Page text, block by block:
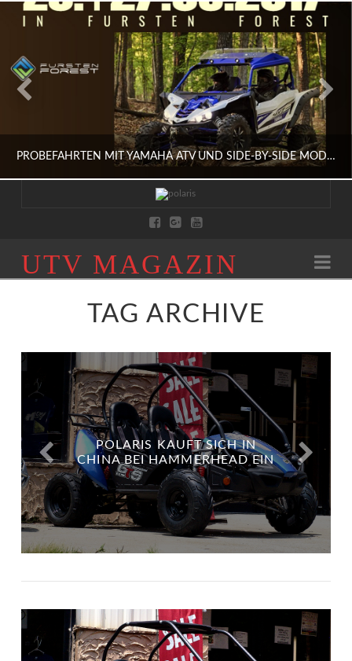
PROBEFAHRTEN MIT YAMAHA ATV UND SIDE-BY-SIDE MODELLEN IM FÜRSTEN FOREST
AUSFAHRTEN, HERSTELLER, SIDE BY SIDE, SPORT, SZENE, UTV, YAMAHA
UTV
MAGAZIN
UTV MAGAZIN
TAG ARCHIVE
POLARIS KAUFT SICH IN
CHINA BEI HAMMERHEAD EIN